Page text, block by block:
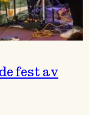
fest av